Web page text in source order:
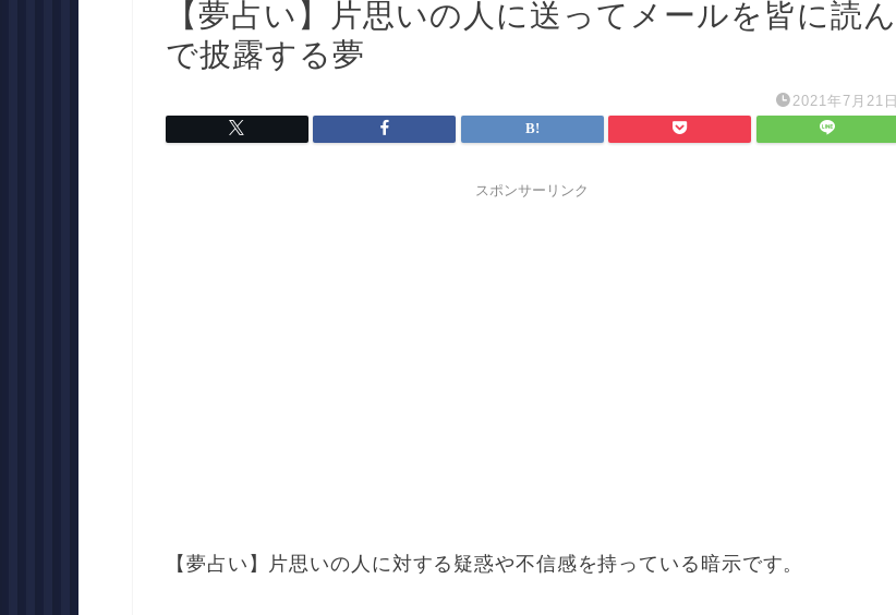
【夢占い】片思いの人に送ってメールを皆に読ん
で披露する夢
2021年7月21日
スポンサーリンク
【夢占い】片思いの人に対する疑惑や不信感を持っている暗示です。